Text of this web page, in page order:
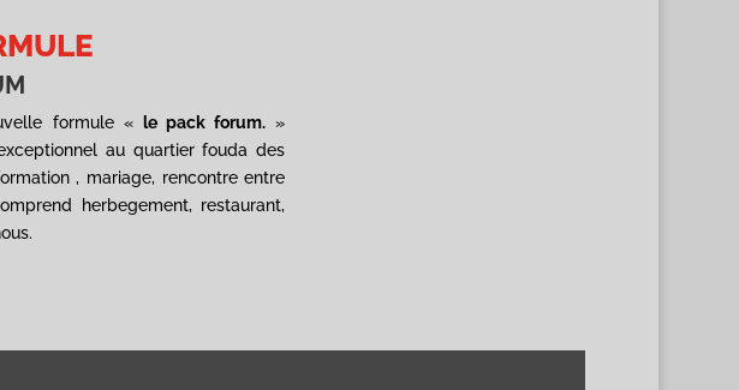
formule « le pack forum. »
au quartier fouda des
, mariage, rencontre entre
herbegement, restaurant,